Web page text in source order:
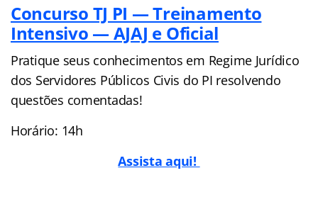
Concurso TJ PI — Treinamento
Intensivo — AJAJ e Oficial
Pratique seus conhecimentos em Regime Jurídico
dos Servidores Públicos Civis do PI resolvendo
questões comentadas!
Horário: 14h
Assista aqui!